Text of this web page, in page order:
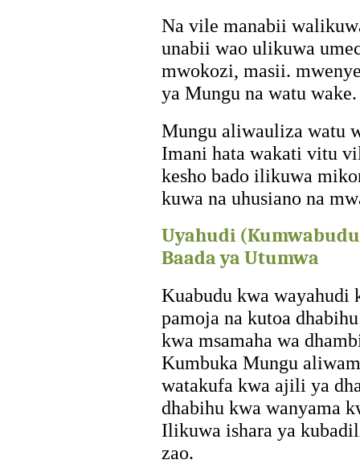
Na vile manabii
unabii wao ulikuwa
mwokozi, masii.
ya Mungu na watu wake.
Mungu aliwauliza watu
Imani hata wakati vitu
kesho bado ilikuwa
kuwa na uhusiano na
Uyahudi
Baada ya Utumwa
Kuabudu kwa wayahudi
pamoja na kutoa
kwa msamaha wa
Kumbuka Mungu
watakufa kwa ajili ya
dhabihu kwa wanyama
Ilikuwa ishara ya
zao.